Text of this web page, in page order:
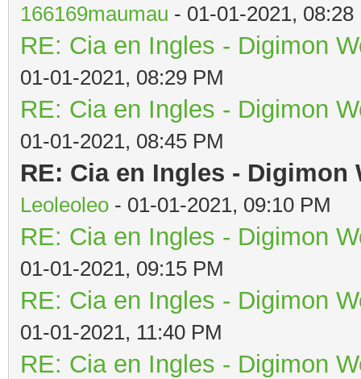
166169maumau - 01-01-2021, 08:28
RE: Cia en Ingles - Digimon
01-01-2021, 08:29 PM
RE: Cia en Ingles - Digimon
01-01-2021, 08:45 PM
RE: Cia en Ingles - Digimon
Leoleoleo - 01-01-2021, 09:10 PM
RE: Cia en Ingles - Digimon
01-01-2021, 09:15 PM
RE: Cia en Ingles - Digimon
01-01-2021, 11:40 PM
RE: Cia en Ingles - Digimon